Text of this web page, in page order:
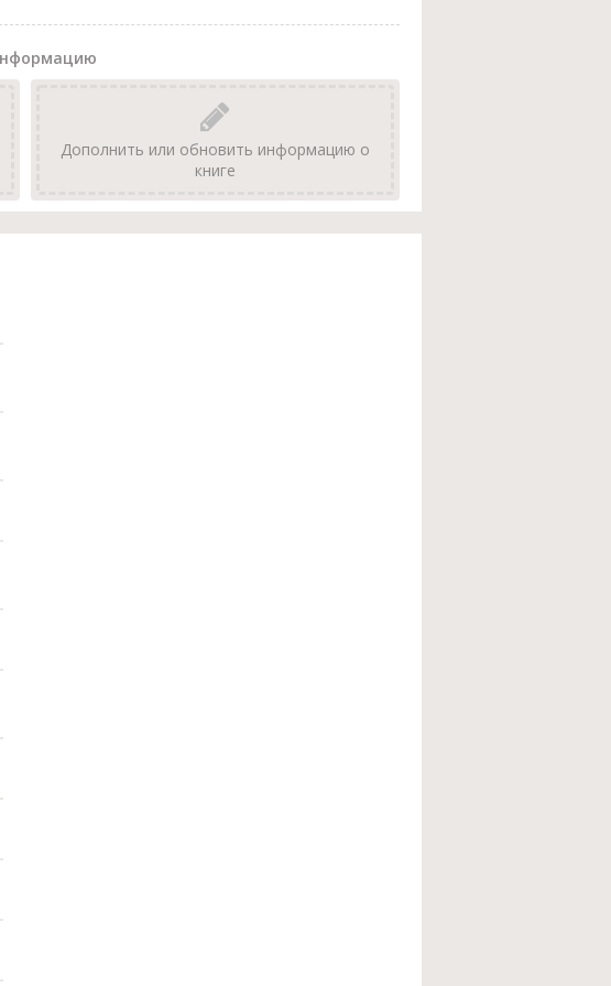
Дополнить или обновить информацию о
книге